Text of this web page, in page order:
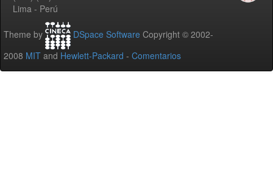
Lima - Perú
Theme by DSpace Software Copyright © 2002-
2008 MIT and Hewlett-Packard - Comentarios